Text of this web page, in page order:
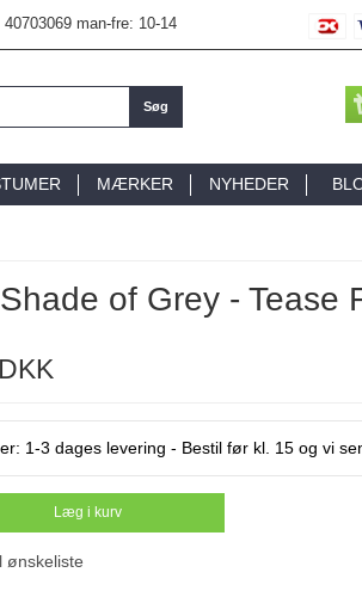
40703069 man-fre: 10-14
Søg
MÆRKER NYHEDER
of Grey - Tease
1-3 dages levering - Bestil før kl. 15 og vi
Læg i kurv
ønskeliste